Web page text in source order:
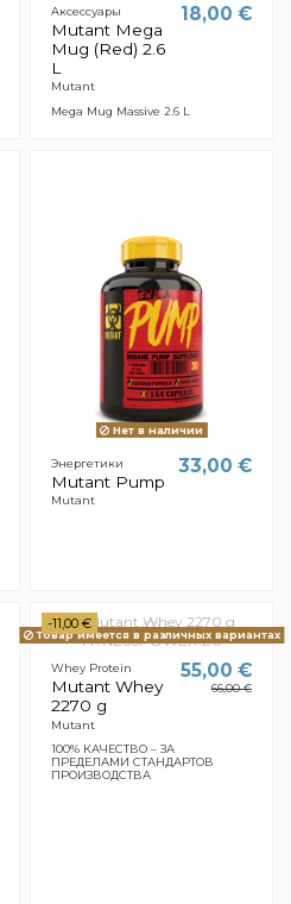
Aксессуары
Mutant Mega
Mug (Red) 2.6
L
Mutant
18,00 €
Mega Mug Massive 2.6 L
Нет в наличии
Энергетики
Mutant Pump
Mutant
33,00 €
-11,00 €
Товар имеется в различных вариантах
Whey Protein
Mutant Whey
2270 g
Mutant
55,00 €
66,00 €
100% КАЧЕСТВО – ЗА
ПРЕДЕЛАМИ СТАНДАРТОВ
ПРОИЗВОДСТВА